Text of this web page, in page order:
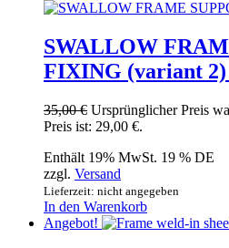
SWALLOW
FIXING (variant 2)
35,00€ Ursprünglicher Preis
Preis ist: 29,00 €.
Enthält 19% MwSt. 19 % DE
zzgl. Versand
Lieferzeit: nicht angegeben
In den Warenkorb
Angebot!